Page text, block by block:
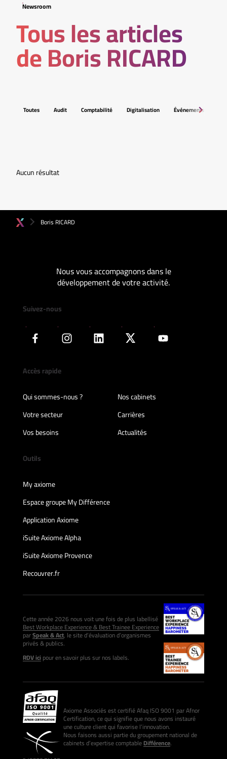
Newsroom
Tous les articles
de Boris RICARD
Toutes Audit Comptabilité Digitalisation Événements
Aucun résultat
Boris RICARD
Nous vous accompagnons dans le
développement de votre activité.
Suivez-nous
Accès rapide
Qui sommes-nous ?
Nos cabinets
Votre secteur
Carrières
Vos besoins
Actualités
Outils
My axiome
Espace groupe My Différence
Application Axiome
iSuite Axiome Alpha
iSuite Axiome Provence
Recouvrer.fr
Cette année 2026 nous voit une fois de plus labellisé
Best Workplace Experience & Best Trainee Experience
parSpeak & Act, le site d’évaluation d’organismes
privés & publics.
RDV icipour en savoir plus sur nos labels.
Axiome Associés est certifié Afaq ISO 9001 par Afnor
Certification, ce qui signifie que nous avons instauré
une culture client qui favorise l’innovation.
Nous faisons aussi partie du groupement national de
cabinets d’expertise comptableDifférence.